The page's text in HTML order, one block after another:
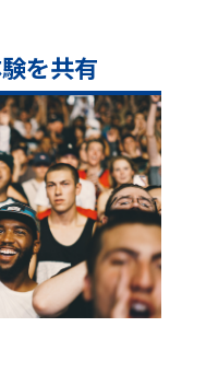
を共有